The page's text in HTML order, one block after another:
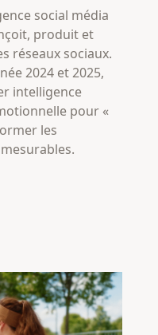
social média
produit et
réseaux sociaux.
2024 et 2025,
intelligence
pour «
les